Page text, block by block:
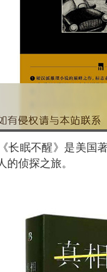
长眠不醒》是美国
的侦探之旅。